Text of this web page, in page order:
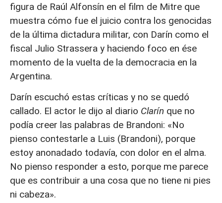
figura de Raúl Alfonsín en el film de Mitre que
muestra cómo fue el juicio contra los genocidas
de la última dictadura militar, con Darín como el
fiscal Julio Strassera y haciendo foco en ése
momento de la vuelta de la democracia en la
Argentina.
Darín escuchó estas críticas y no se quedó
callado. El actor le dijo al diario Clarín que no
podía creer las palabras de Brandoni: «No
pienso contestarle a Luis (Brandoni), porque
estoy anonadado todavía, con dolor en el alma.
No pienso responder a esto, porque me parece
que es contribuir a una cosa que no tiene ni pies
ni cabeza».